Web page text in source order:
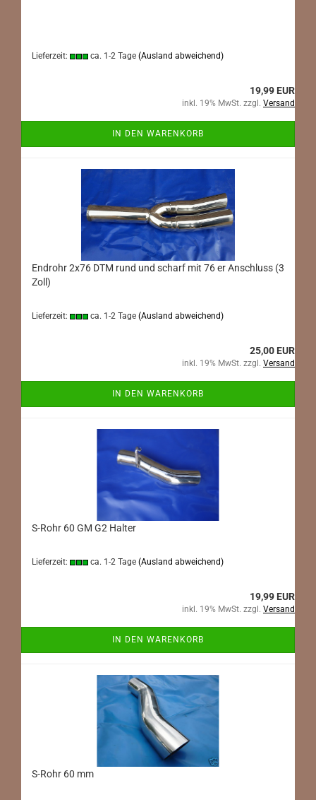
Lieferzeit: ca. 1-2 Tage (Ausland abweichend)
19,99 EUR
inkl. 19% MwSt. zzgl. Versand
IN DEN WARENKORB
Endrohr 2x76 DTM rund und scharf mit 76 er Anschluss (3
Zoll)
Lieferzeit: ca. 1-2 Tage (Ausland abweichend)
25,00 EUR
inkl. 19% MwSt. zzgl. Versand
IN DEN WARENKORB
S-Rohr 60 GM G2 Halter
Lieferzeit: ca. 1-2 Tage (Ausland abweichend)
19,99 EUR
inkl. 19% MwSt. zzgl. Versand
IN DEN WARENKORB
S-Rohr 60 mm